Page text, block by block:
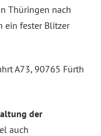
Thüringen nach
ein fester Blitzer
A73, 90765 Fürth
der
auch